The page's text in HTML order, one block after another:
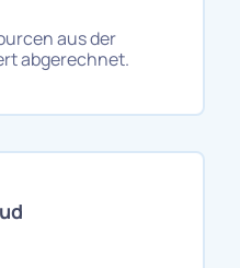
aus der
abgerechnet.